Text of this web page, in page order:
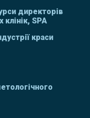
директорів
клінік, SPA
краси